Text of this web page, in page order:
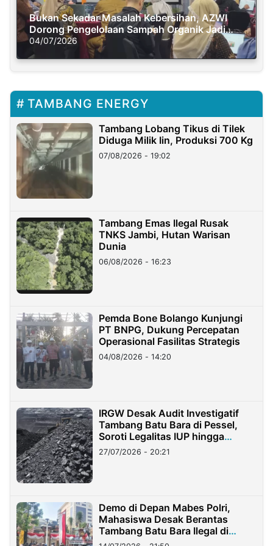
Bukan Sekadar Masalah Kebersihan, AZWI
Dorong Pengelolaan Sampah Organik Jadi
Solusi Krisis Iklim
04/07/2026
TAMBANG ENERGY
Tambang Lobang Tikus di Tilek
Diduga Milik Iin, Produksi 700 Kg
07/08/2026 - 19:02
Tambang Emas Ilegal Rusak
TNKS Jambi, Hutan Warisan
Dunia
06/08/2026 - 16:23
Pemda Bone Bolango Kunjungi
PT BNPG, Dukung Percepatan
Operasional Fasilitas Strategis
04/08/2026 - 14:20
IRGW Desak Audit Investigatif
Tambang Batu Bara di Pessel,
Soroti Legalitas IUP hingga
Stockpile
27/07/2026 - 20:21
Demo di Depan Mabes Polri,
Mahasiswa Desak Berantas
Tambang Batu Bara Ilegal di
Lampung